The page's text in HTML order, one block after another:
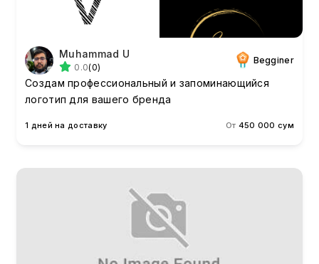
Muhammad U
0.0(0)
Begginer
Создам профессиональный и запоминающийся
логотип для вашего бренда
1 дней на доставку От 450 000 сум